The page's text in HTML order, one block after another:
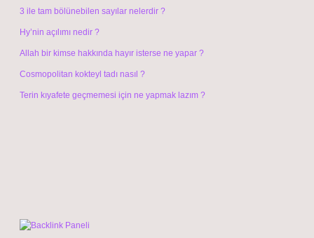
3 ile tam bölünebilen sayılar nelerdir ?
Hy’nin açılımı nedir ?
Allah bir kimse hakkında hayır isterse ne yapar ?
Cosmopolitan kokteyl tadı nasıl ?
Terin kıyafete geçmemesi için ne yapmak lazım ?